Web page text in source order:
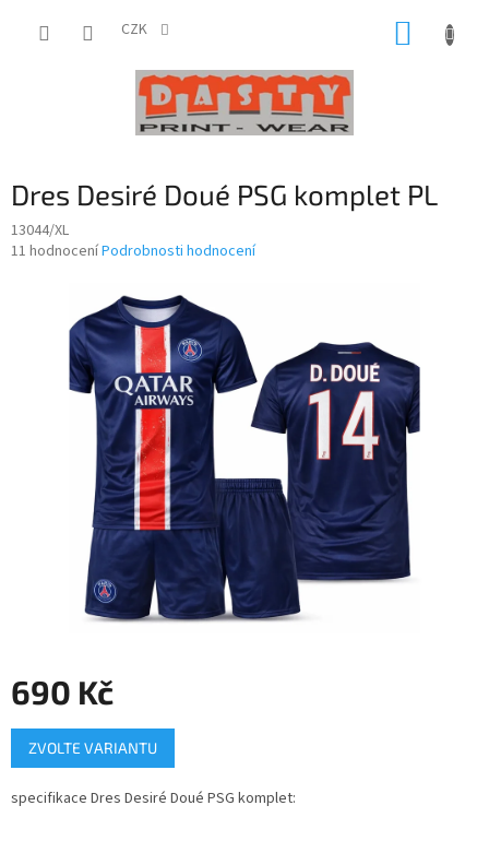
CZK
Dres Desiré Doué PSG komplet PL
13044/XL
Průměrné
hvězdiček.
11 hodnoceníPodrobnosti hodnocení
690 Kč
Měrná
cena:
ZVOLTE VARIANTU
specifikace Dres Desiré Doué PSG komplet: